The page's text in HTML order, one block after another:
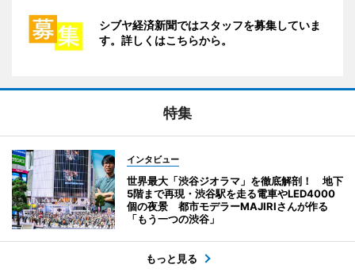
シブヤ経済新聞ではスタッフを募集していま
す。詳しくはこちらから。
特集
インタビュー
世界最大「渋谷ジオラマ」を徹底解剖！ 地下
5階まで再現・渋谷駅を走る電車やLED4000
個の夜景 都市モデラーMAJIRIさんが作る
「もう一つの渋谷」
もっと見る